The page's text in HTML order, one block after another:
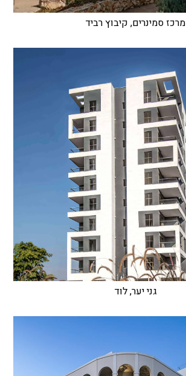
מרכז סמינרים, קיבוץ רביד
גני יער, לוד